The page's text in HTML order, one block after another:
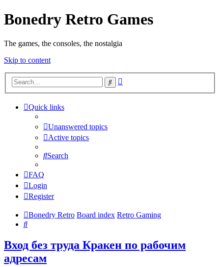
Bonedry Retro Games
The games, the consoles, the nostalgia
Skip to content
Search
Quick links
Unanswered topics
Active topics
Search
FAQ
Login
Register
Bonedry Retro Board index Retro Gaming
Search
Вход без труда Кракен по рабочим
адресам